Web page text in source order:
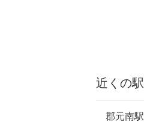
近くの駅
郡元南駅